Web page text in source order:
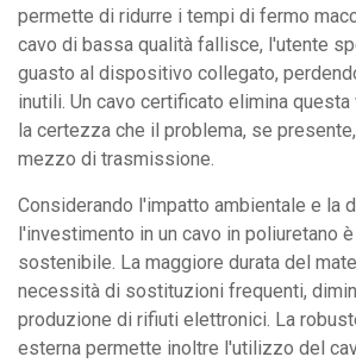
permette di ridurre i tempi di fermo
cavo di bassa qualità fallisce, l'utente
guasto al dispositivo collegato,
inutili. Un cavo certificato elimina
la certezza che il problema, se
mezzo di trasmissione.
Considerando l'impatto ambientale e la
l'investimento in un cavo in poliuretano
sostenibile. La maggiore durata del
necessità di sostituzioni frequenti,
produzione di rifiuti elettronici. La
esterna permette inoltre l'utilizzo del